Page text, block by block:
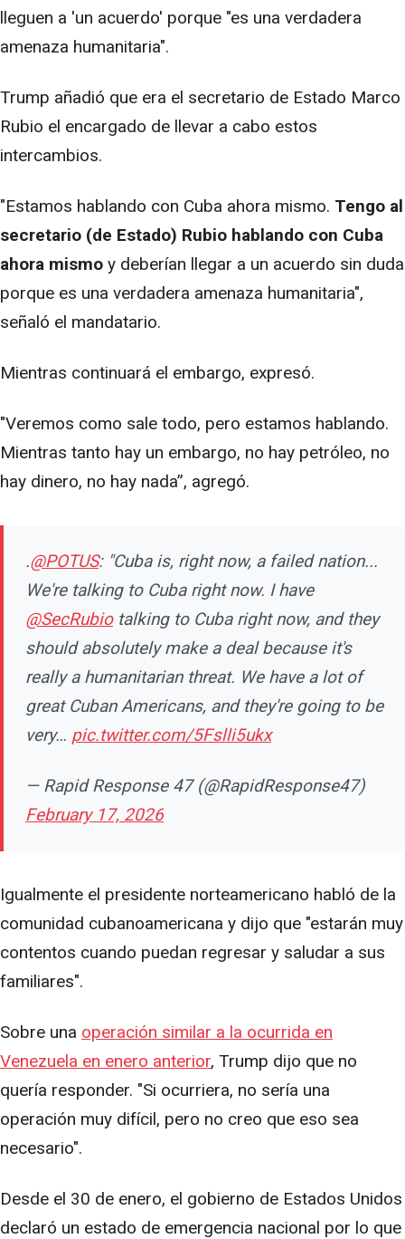
lleguen a 'un acuerdo' porque "es una verdadera
amenaza humanitaria".
Trump añadió que era el secretario de Estado Marco
Rubio el encargado de llevar a cabo estos
intercambios.
"Estamos hablando con Cuba ahora mismo. Tengo al
secretario (de Estado) Rubio hablando con Cuba
ahora mismo y deberían llegar a un acuerdo sin duda
porque es una verdadera amenaza humanitaria",
señaló el mandatario.
Mientras continuará el embargo, expresó.
"Veremos como sale todo, pero estamos hablando.
Mientras tanto hay un embargo, no hay petróleo, no
hay dinero, no hay nada”, agregó.
.@POTUS: "Cuba is, right now, a failed nation...
We're talking to Cuba right now. I have
@SecRubiotalking to Cuba right now, and they
should absolutely make a deal because it's
really a humanitarian threat. We have a lot of
great Cuban Americans, and they're going to be
very… pic.twitter.com/5Fslli5ukx
— Rapid Response 47 (@RapidResponse47)
February 17, 2026
Igualmente el presidente norteamericano habló de la
comunidad cubanoamericana y dijo que "estarán muy
contentos cuando puedan regresar y saludar a sus
familiares".
Sobre una operación similar a la ocurrida en
Venezuela en enero anterior, Trump dijo que no
quería responder. "Si ocurriera, no sería una
operación muy difícil, pero no creo que eso sea
necesario".
Desde el 30 de enero, el gobierno de Estados Unidos
declaró un estado de emergencia nacional por lo que